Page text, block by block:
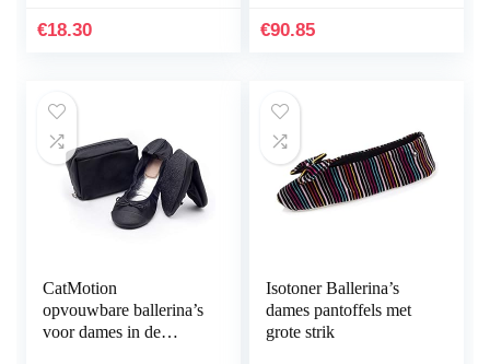
€18.30 €90.85
CatMotion
opvouwbare ballerina’s
voor dames in de
Isotoner Ballerina’s
dames pantoffels met
grote strik